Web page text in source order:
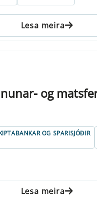
Lesa meira
og
OG SPARISJÓÐIR
Lesa meira